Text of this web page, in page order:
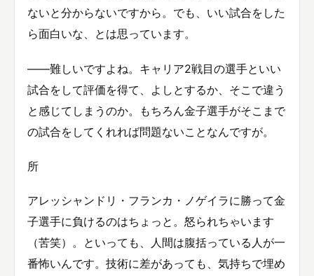
ないと分からないですから。でも、いい試合をした
ら面白いな、とは思っています。
――難しいですよね。キャリア2戦目の選手といい
試合をして評価を得て、よしとするか、そこで違う
と感じてしまうのか。もちろん金子選手がそこまで
の試合をしてくれれば問題ないことなんですが。
所
アレッシャンドリ・フランカ・ノゲイラに勝って金
子選手に負けるのはちょっと。怒られちゃいます
（苦笑）。といっても、人間は腹括っている人が一
番怖いんです。技術に差があっても、気持ちで埋め